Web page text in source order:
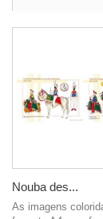
Nouba des...
As imagens